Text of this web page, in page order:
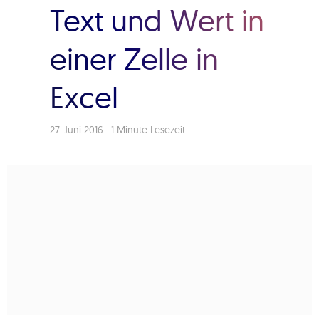
Text und Wert in
einer Zelle in
Excel
27. Juni 2016 · 1 Minute Lesezeit